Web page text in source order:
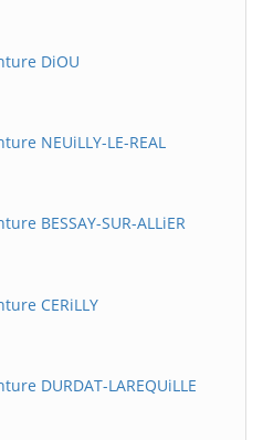
DiOU
NEUiLLY-LE-REAL
BESSAY-SUR-ALLiER
CERiLLY
DURDAT-LAREQUiLLE